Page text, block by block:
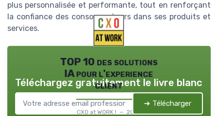
plus personnalisée et performante, tout en renforçant
la confiance des consommateurs dans ses produits et
services.
TOP 10 des solutions
IA pour l'experience
client
CXO at WORK ! — 2026
Téléchargez gratuitement le livre blanc
➔ Télécharger